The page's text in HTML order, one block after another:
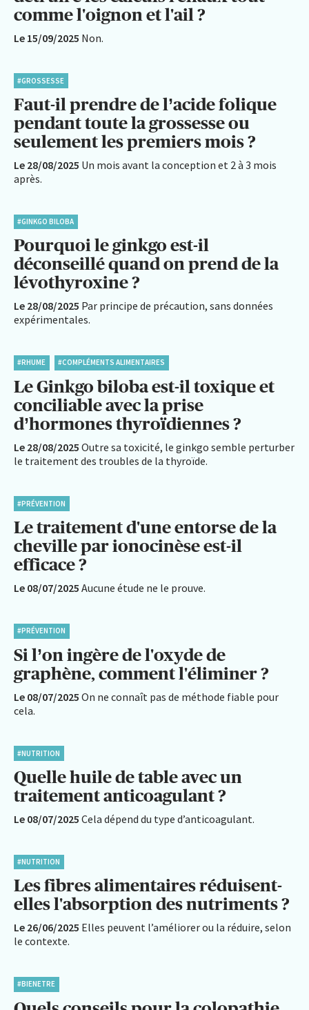
comme l'oignon et l'ail ?
Le 15/09/2025 Non.
#GROSSESSE
Faut-il prendre de l’acide folique
pendant toute la grossesse ou
seulement les premiers mois ?
Le 28/08/2025 Un mois avant la conception et 2 à 3 mois
après.
#GINKGO BILOBA
Pourquoi le ginkgo est-il
déconseillé quand on prend de la
lévothyroxine ?
Le 28/08/2025 Par principe de précaution, sans données
expérimentales.
#RHUME #COMPLÉMENTS ALIMENTAIRES
Le Ginkgo biloba est-il toxique et
conciliable avec la prise
d’hormones thyroïdiennes ?
Le 28/08/2025 Outre sa toxicité, le ginkgo semble perturber
le traitement des troubles de la thyroïde.
#PRÉVENTION
Le traitement d'une entorse de la
cheville par ionocinèse est-il
efficace ?
Le 08/07/2025 Aucune étude ne le prouve.
#PRÉVENTION
Si l’on ingère de l'oxyde de
graphène, comment l'éliminer ?
Le 08/07/2025 On ne connaît pas de méthode fiable pour
cela.
#NUTRITION
Quelle huile de table avec un
traitement anticoagulant ?
Le 08/07/2025 Cela dépend du type d’anticoagulant.
#NUTRITION
Les fibres alimentaires réduisent-
elles l'absorption des nutriments ?
Le 26/06/2025 Elles peuvent l’améliorer ou la réduire, selon
le contexte.
#BIENETRE